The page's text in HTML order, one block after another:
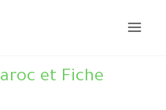
et Fiche